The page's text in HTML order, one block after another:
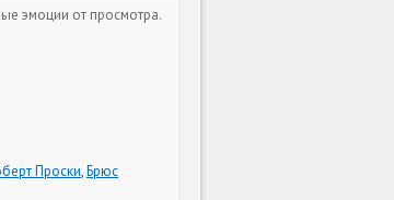
эмоции от просмотра.
Проски,Брюс